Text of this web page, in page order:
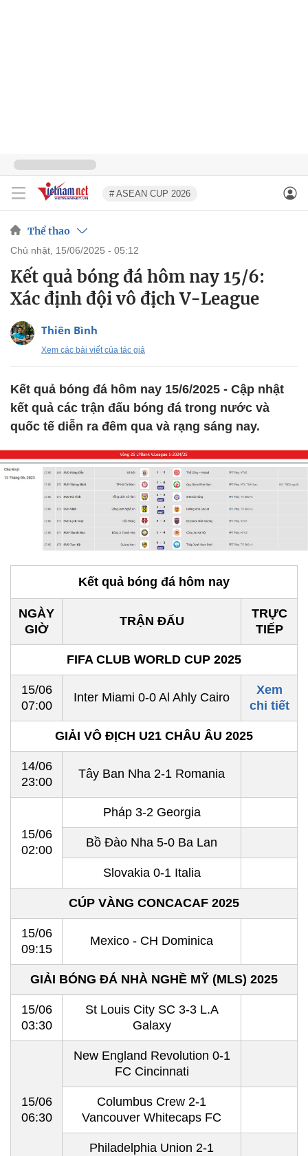
# ASEAN CUP 2026
Thể thao
chủ nhật, 15/06/2025 - 05:12
Kết quả bóng đá hôm nay 15/6:
Xác định đội vô địch V-League
Thiên Bình
Xem các bài viết của tác giả
Kết quả bóng đá hôm nay 15/6/2025 - Cập nhật
kết quả các trận đấu bóng đá trong nước và
quốc tế diễn ra đêm qua và rạng sáng nay.
Kết quả bóng đá hôm nay
NGÀY
GIỜ
TRẬN ĐẤU
TRỰC
TIẾP
FIFA CLUB WORLD CUP 2025
15/06
07:00
Inter Miami 0-0 Al Ahly Cairo
Xem
chi tiết
GIẢI VÔ ĐỊCH U21 CHÂU ÂU 2025
14/06
23:00
Tây Ban Nha 2-1 Romania
15/06
02:00
Pháp 3-2 Georgia
Bồ Đào Nha 5-0 Ba Lan
Slovakia 0-1 Italia
CÚP VÀNG CONCACAF 2025
15/06
09:15
Mexico - CH Dominica
GIẢI BÓNG ĐÁ NHÀ NGHỀ MỸ (MLS) 2025
15/06
03:30
St Louis City SC 3-3 L.A
Galaxy
15/06
06:30
New England Revolution 0-1
FC Cincinnati
Columbus Crew 2-1
Vancouver Whitecaps FC
Philadelphia Union 2-1